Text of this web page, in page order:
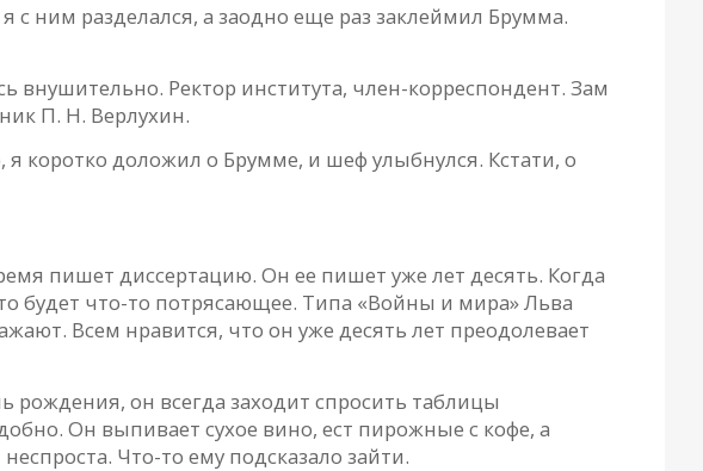
ним разделался, а заодно еще раз заклеймил Брумма.
внушительно. Ректор института, член-корреспондент. Зам
П. Н. Вер­лухин.
коротко доложил о Брумме, и шеф улыбнулся. Кстати, о
пишет диссертацию. Он ее пишет уже лет десять. Когда
будет что-то потрясающее. Типа «Войны и мира» Льва
Всем нравится, что он уже десять лет преодолевает
он всегда заходит спросить таблицы
Он выпивает сухое вино, ест пирожные с кофе, а
Что-то ему подсказало зайти.